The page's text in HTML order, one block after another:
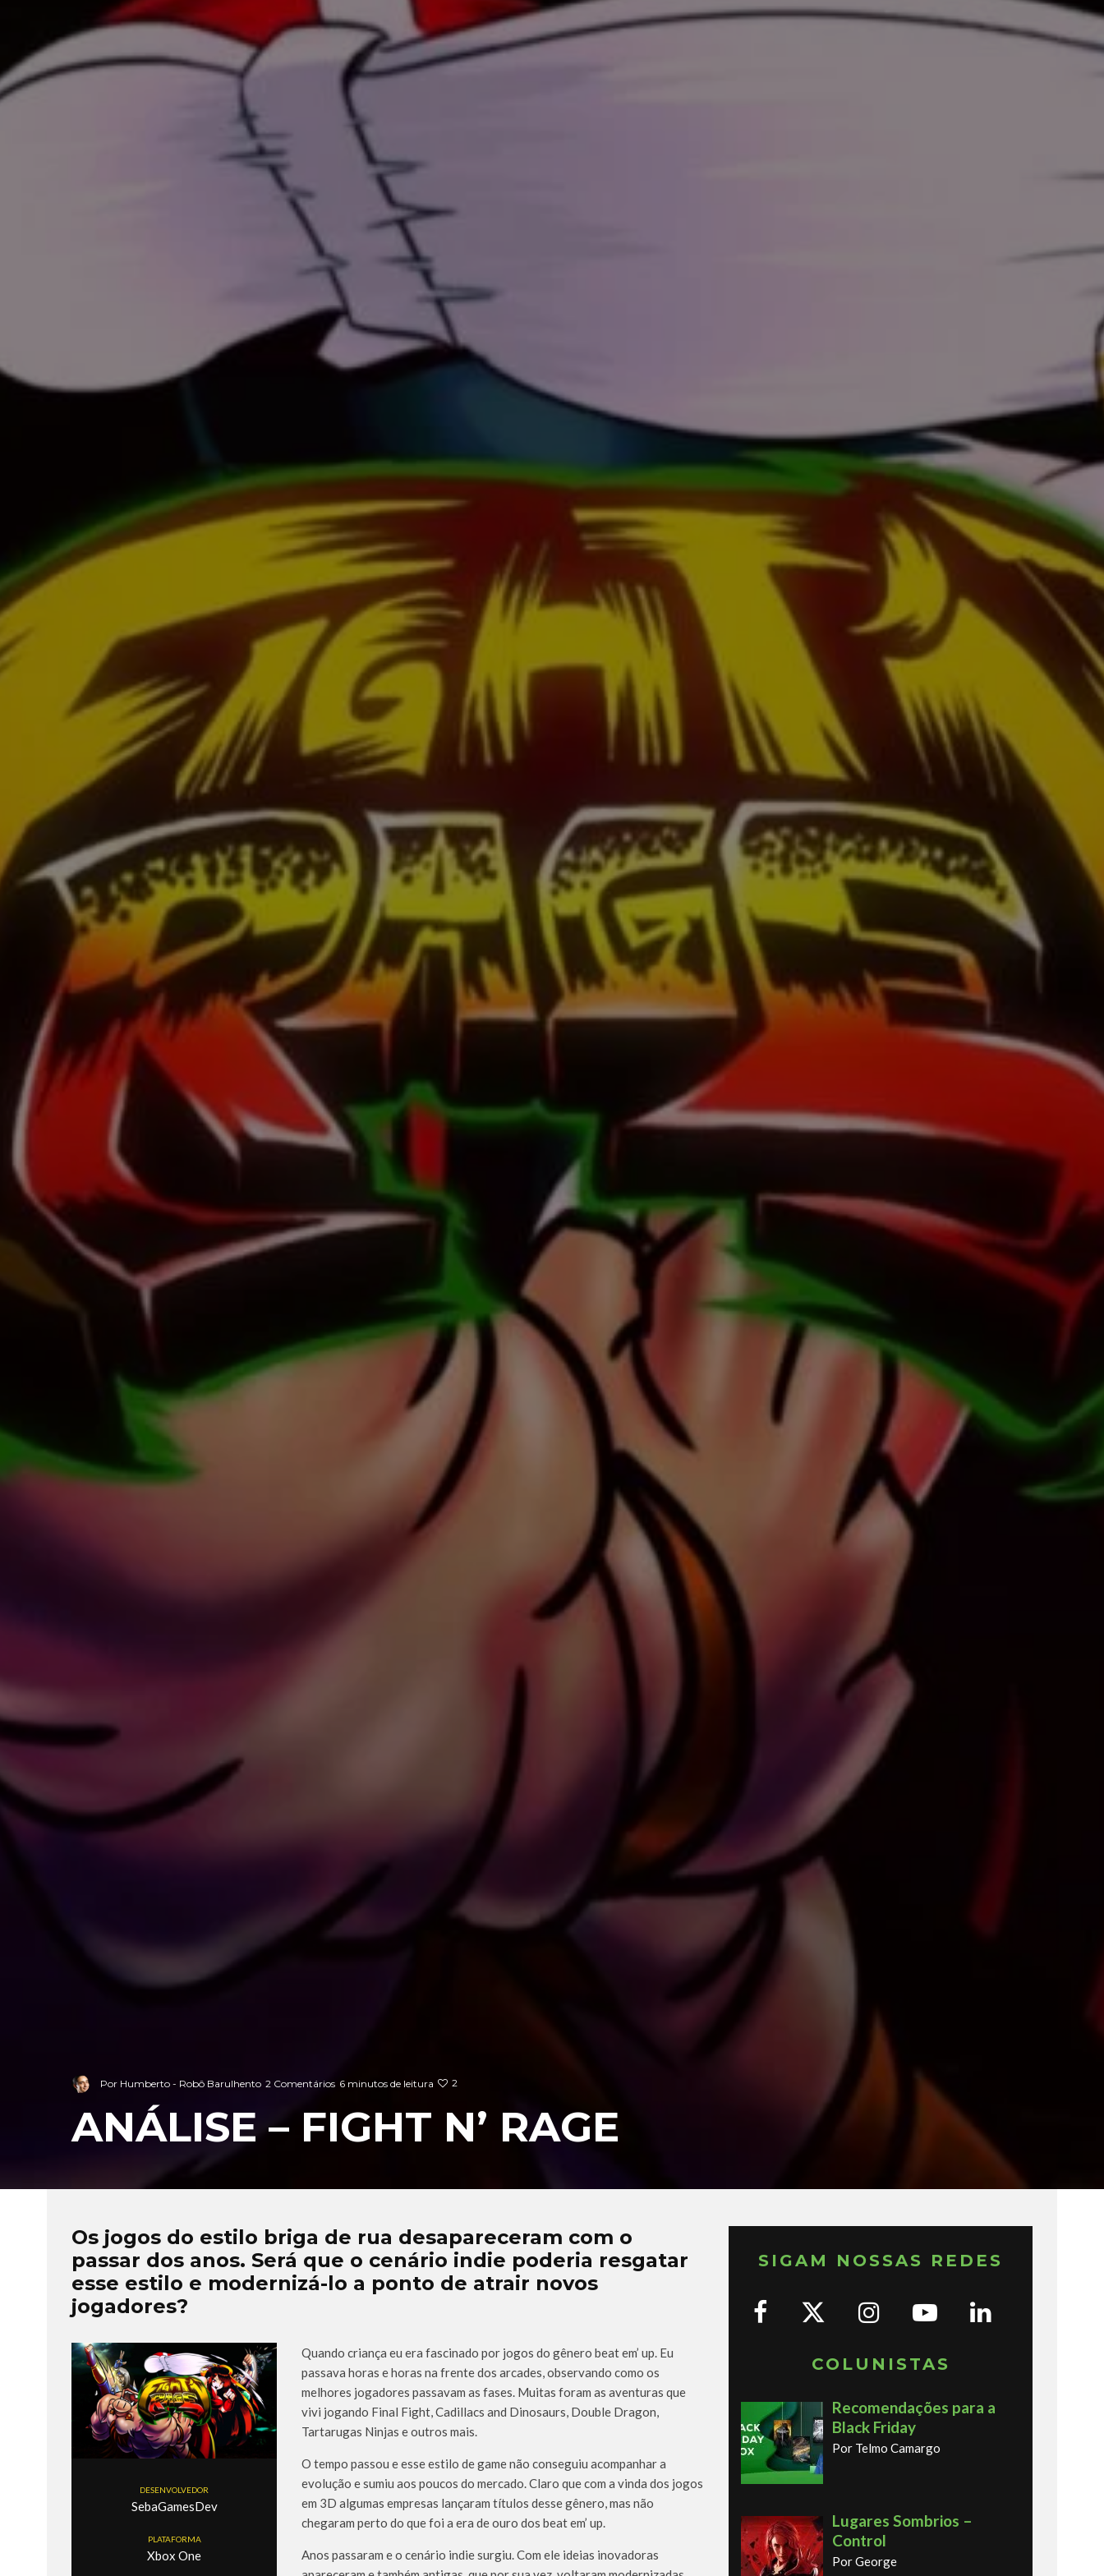
Por Humberto - Robô Barulhento 2 Comentários 6 minutos de leitura 2
ANÁLISE – FIGHT N’ RAGE
Os jogos do estilo briga de rua desapareceram com o
passar dos anos. Será que o cenário indie poderia resgatar
esse estilo e modernizá-lo a ponto de atrair novos
jogadores?
DESENVOLVEDOR
SebaGamesDev
PLATAFORMA
Xbox One
Quando criança eu era fascinado por jogos do gênero beat em’ up. Eu
passava horas e horas na frente dos arcades, observando como os
melhores jogadores passavam as fases. Muitas foram as aventuras que
vivi jogando Final Fight, Cadillacs and Dinosaurs, Double Dragon,
Tartarugas Ninjas e outros mais.
O tempo passou e esse estilo de game não conseguiu acompanhar a
evolução e sumiu aos poucos do mercado. Claro que com a vinda dos jogos
em 3D algumas empresas lançaram títulos desse gênero, mas não
chegaram perto do que foi a era de ouro dos beat em’ up.
Anos passaram e o cenário indie surgiu. Com ele ideias inovadoras
SIGAM NOSSAS REDES
COLUNISTAS
Recomendações para a
Black Friday
Por Telmo Camargo
Lugares Sombrios –
Control
Por George